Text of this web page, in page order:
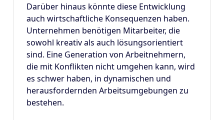
Darüber hinaus könnte diese Entwicklung
auch wirtschaftliche Konsequenzen haben.
Unternehmen benötigen Mitarbeiter, die
sowohl kreativ als auch lösungsorientiert
sind. Eine Generation von Arbeitnehmern,
die mit Konflikten nicht umgehen kann, wird
es schwer haben, in dynamischen und
herausfordernden Arbeitsumgebungen zu
bestehen.